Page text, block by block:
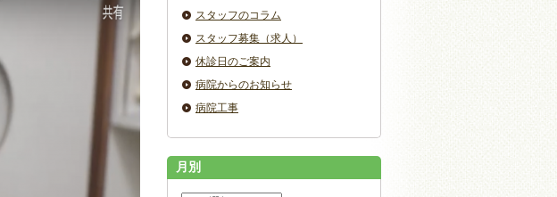
スタッフのコラム
スタッフ募集（求人）
休診日のご案内
病院からのお知らせ
病院工事
月別